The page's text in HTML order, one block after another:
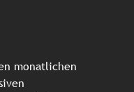
monatlichen